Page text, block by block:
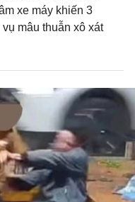
xe máy khiến 3
mâu thuẫn xô xát